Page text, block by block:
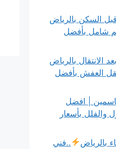
السكن بالرياض
شامل بأفضل
الانتقال بالرياض
العفش بأفضل
| افضل
والفلل بأسعار
بالرياض
..فني